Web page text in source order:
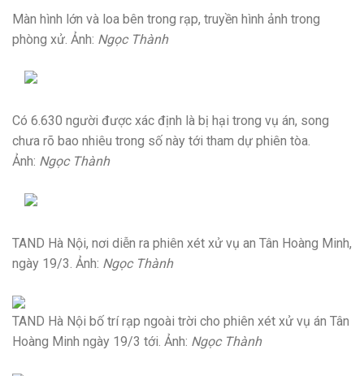
Màn hình lớn và loa bên trong rạp, truyền hình ảnh trong
phòng xử. Ảnh: Ngọc Thành
Có 6.630 người được xác định là bị hại trong vụ án, song
chưa rõ bao nhiêu trong số này tới tham dự phiên tòa.
Ảnh: Ngọc Thành
TAND Hà Nội, nơi diễn ra phiên xét xử vụ an Tân Hoàng Minh,
ngày 19/3. Ảnh: Ngọc Thành
TAND Hà Nội bố trí rạp ngoài trời cho phiên xét xử vụ án Tân
Hoàng Minh ngày 19/3 tới. Ảnh: Ngọc Thành